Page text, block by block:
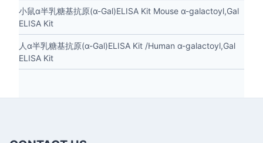
小鼠α半乳糖基抗原(α-Gal)ELISA Kit Mouse α-galactoyl,Gal
ELISA Kit
人α半乳糖基抗原(α-Gal)ELISA Kit /Human α-galactoyl,Gal
ELISA Kit